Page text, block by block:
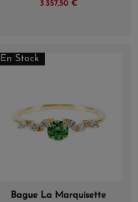
3 357,50 €
En Stock
Bague La Marquisette